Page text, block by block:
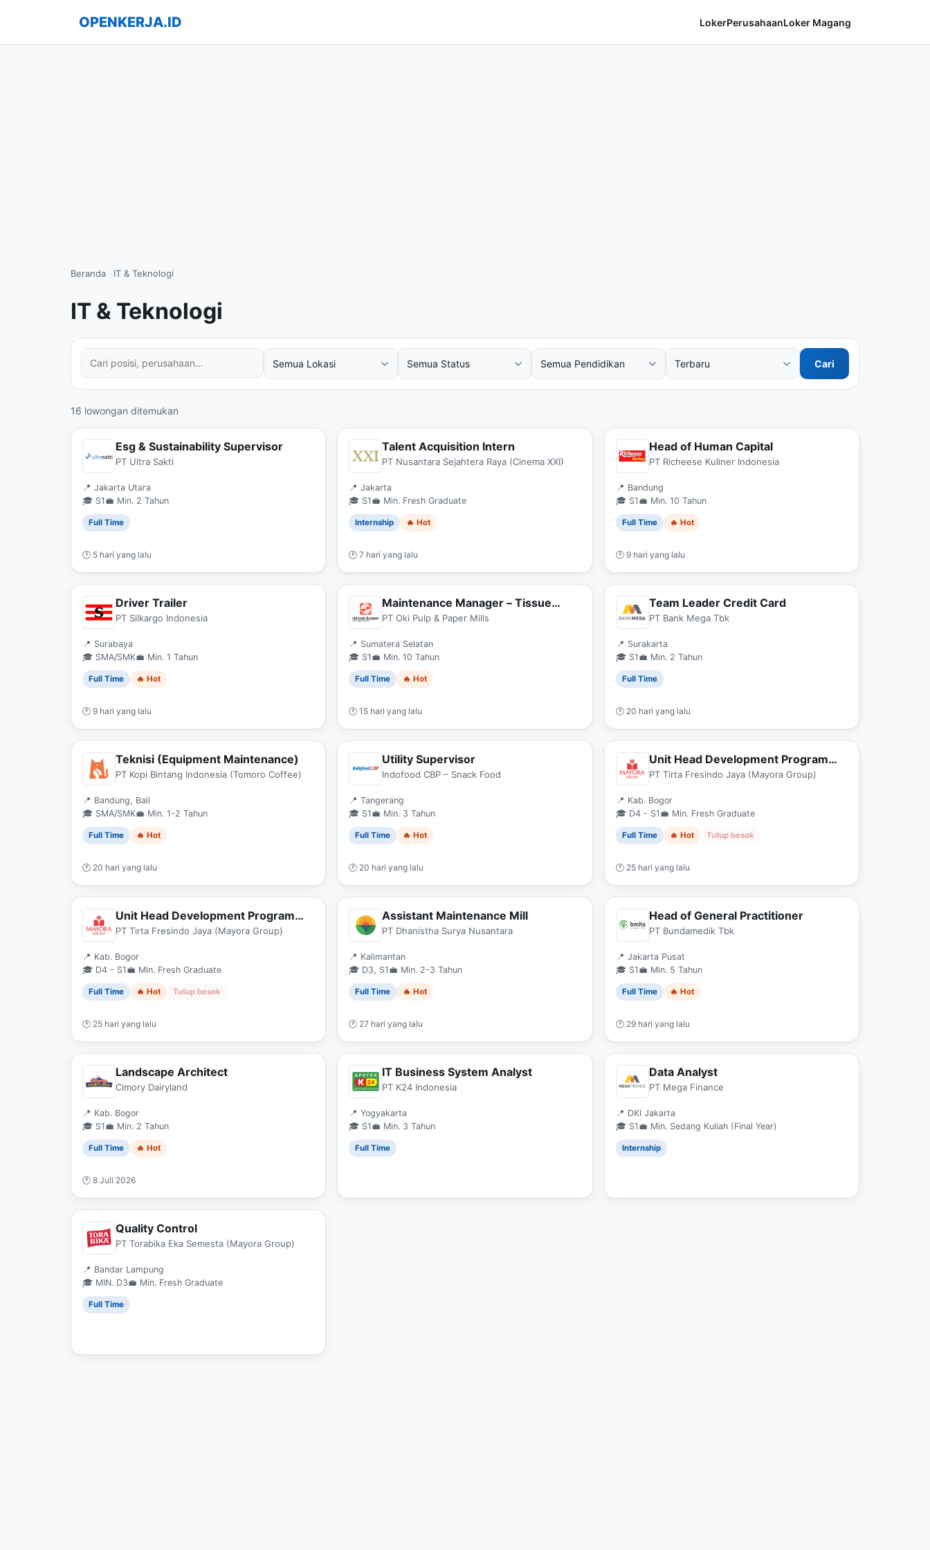
OPENKERJA.ID LokerPerusahaanLoker Magang
Beranda IT & Teknologi
IT & Teknologi
Cari posisi atau perusahaan
Filter lokasi
Filter status kerja
Filter tingkat pendidikan
Urutkan hasil
Cari
16 lowongan ditemukan
Esg & Sustainability Supervisor
PT Ultra Sakti
📍 Jakarta Utara
🎓 S1 💼 Min. 2 Tahun
Full Time
🕐 5 hari yang lalu
Talent Acquisition Intern
PT Nusantara Sejahtera Raya (Cinema XXI)
📍 Jakarta
🎓 S1 💼 Min. Fresh Graduate
Internship 🔥 Hot
🕐 7 hari yang lalu
Head of Human Capital
PT Richeese Kuliner Indonesia
📍 Bandung
🎓 S1 💼 Min. 10 Tahun
Full Time 🔥 Hot
🕐 9 hari yang lalu
Driver Trailer
PT Silkargo Indonesia
📍 Surabaya
🎓 SMA/SMK💼 Min. 1 Tahun
Full Time 🔥 Hot
🕐 9 hari yang lalu
Maintenance Manager – Tissue
Manufacturing
PT Oki Pulp & Paper Mills
📍 Sumatera Selatan
🎓 S1 💼 Min. 10 Tahun
Full Time 🔥 Hot
🕐 15 hari yang lalu
Team Leader Credit Card
PT Bank Mega Tbk
📍 Surakarta
🎓 S1 💼 Min. 2 Tahun
Full Time
🕐 20 hari yang lalu
Teknisi (Equipment Maintenance)
PT Kopi Bintang Indonesia (Tomoro Coffee)
📍 Bandung, Bali
🎓 SMA/SMK💼 Min. 1-2 Tahun
Full Time 🔥 Hot
🕐 20 hari yang lalu
Utility Supervisor
Indofood CBP – Snack Food
📍 Tangerang
🎓 S1 💼 Min. 3 Tahun
Full Time 🔥 Hot
🕐 20 hari yang lalu
Unit Head Development Program
Warehouse
PT Tirta Fresindo Jaya (Mayora Group)
📍 Kab. Bogor
🎓 D4 - S1 💼 Min. Fresh Graduate
Full Time 🔥 Hot Tutup besok
🕐 25 hari yang lalu
Unit Head Development Program
Production
PT Tirta Fresindo Jaya (Mayora Group)
📍 Kab. Bogor
🎓 D4 - S1 💼 Min. Fresh Graduate
Full Time 🔥 Hot Tutup besok
🕐 25 hari yang lalu
Assistant Maintenance Mill
PT Dhanistha Surya Nusantara
📍 Kalimantan
🎓 D3, S1 💼 Min. 2-3 Tahun
Full Time 🔥 Hot
🕐 27 hari yang lalu
Head of General Practitioner
PT Bundamedik Tbk
📍 Jakarta Pusat
🎓 S1 💼 Min. 5 Tahun
Full Time 🔥 Hot
🕐 29 hari yang lalu
Landscape Architect
Cimory Dairyland
📍 Kab. Bogor
🎓 S1 💼 Min. 2 Tahun
Full Time 🔥 Hot
🕐 8 Juli 2026
IT Business System Analyst
PT K24 Indonesia
📍 Yogyakarta
🎓 S1 💼 Min. 3 Tahun
Full Time
Data Analyst
PT Mega Finance
📍 DKI Jakarta
🎓 S1 💼 Min. Sedang Kuliah (Final Year)
Internship
Quality Control
PT Torabika Eka Semesta (Mayora Group)
📍 Bandar Lampung
🎓 MIN. D3💼 Min. Fresh Graduate
Full Time